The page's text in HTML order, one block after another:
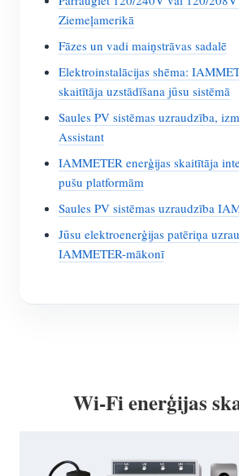
Ziemeļamerikā
Fāzes un vadi maiņstrāvas sadalē
Elektroinstalācijas shēma:
skaitītāja uzstādīšana jūsu sistēmā
Saules PV sistēmas uzraudzība,
Assistant
IAMMETER enerģijas skaitītāja
pušu platformām
Saules PV sistēmas uzraudzība
Jūsu elektroenerģijas patēriņa
IAMMETER-mākonī
Wi-Fi enerģijas